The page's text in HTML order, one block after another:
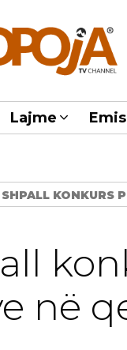
Lajme
KONKURS
në